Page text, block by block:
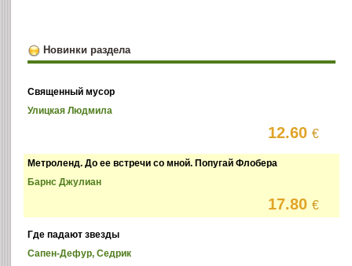
Новинки раздела
Священный мусор
Улицкая Людмила
12.60€
Метроленд. До ее встречи со мной. Попугай Флобера
Барнс Джулиан
17.80€
Где падают звезды
Сапен-Дефур, Седрик